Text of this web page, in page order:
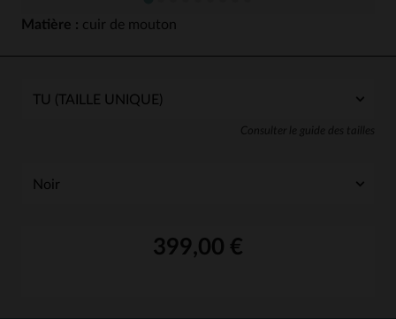
Matière : cuir de mouton
Consulter le guide des tailles
399,00 €